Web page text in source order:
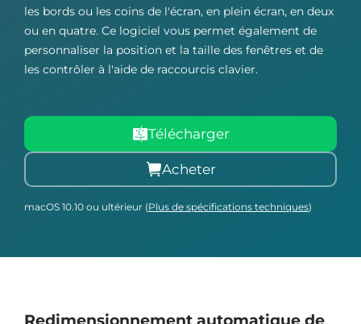
les bords ou les coins de l'écran, en plein écran, en deux
ou en quatre. Ce logiciel vous permet également de
personnaliser la position et la taille des fenêtres et de
les contrôler à l'aide de raccourcis clavier.
Télécharger
Acheter
macOS 10.10 ou ultérieur (Plus de spécifications techniques)